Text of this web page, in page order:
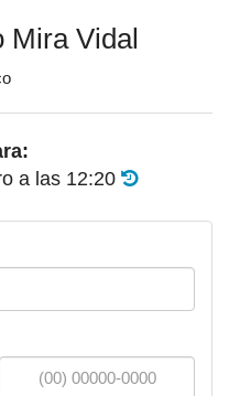
Mira Vidal
a las 12:20